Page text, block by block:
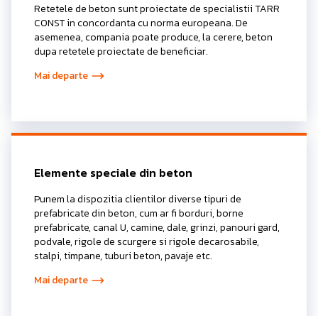
Retetele de beton sunt proiectate de specialistii TARR
CONST in concordanta cu norma europeana. De
asemenea, compania poate produce, la cerere, beton
dupa retetele proiectate de beneficiar.
Mai departe
Elemente speciale din beton
Punem la dispozitia clientilor diverse tipuri de
prefabricate din beton, cum ar fi borduri, borne
prefabricate, canal U, camine, dale, grinzi, panouri gard,
podvale, rigole de scurgere si rigole decarosabile,
stalpi, timpane, tuburi beton, pavaje etc.
Mai departe